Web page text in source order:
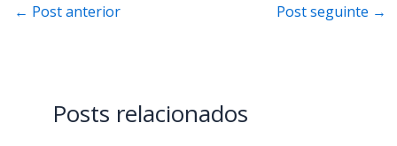
← Post anterior Post seguinte →
Posts relacionados